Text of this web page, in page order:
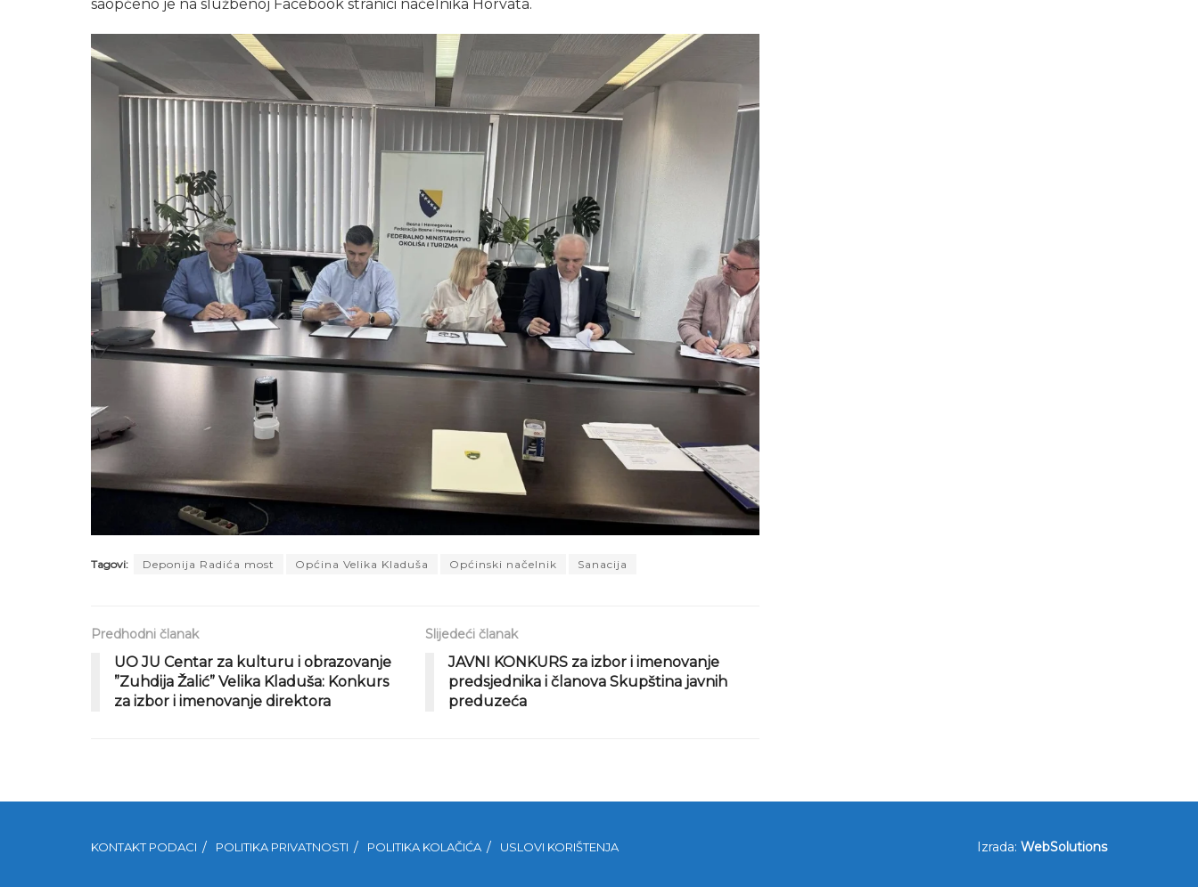
saopćeno je na službenoj Facebook stranici načelnika Horvata.
Tagovi: Deponija Radića most Općina Velika Kladuša Općinski načelnik Sanacija
Predhodni članak
UO JU Centar za kulturu i obrazovanje
”Zuhdija Žalić” Velika Kladuša: Konkurs
za izbor i imenovanje direktora
Slijedeći članak
JAVNI KONKURS za izbor i imenovanje
predsjednika i članova Skupština javnih
preduzeća
KONTAKT PODACI POLITIKA PRIVATNOSTI POLITIKA KOLAČIĆA USLOVI KORIŠTENJA Izrada: WebSolutions